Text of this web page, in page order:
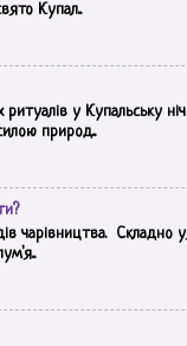
Купал...
у Купальську
природ...
чарівництва. Складно